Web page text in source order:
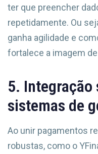
ter que preencher
repetidamente. Ou
ganha agilidade e
fortalece a imagem
5.
sistemas de
Ao unir pagamentos
robustas, como o